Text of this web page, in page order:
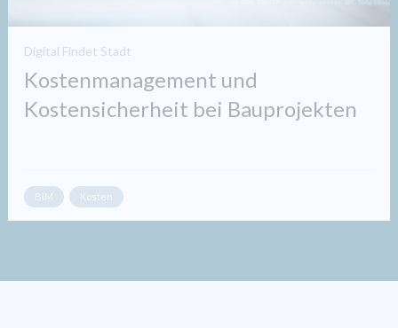
Digital Findet Stadt
Kostenmanagement und
Kostensicherheit bei Bauprojekten
BIM Kosten